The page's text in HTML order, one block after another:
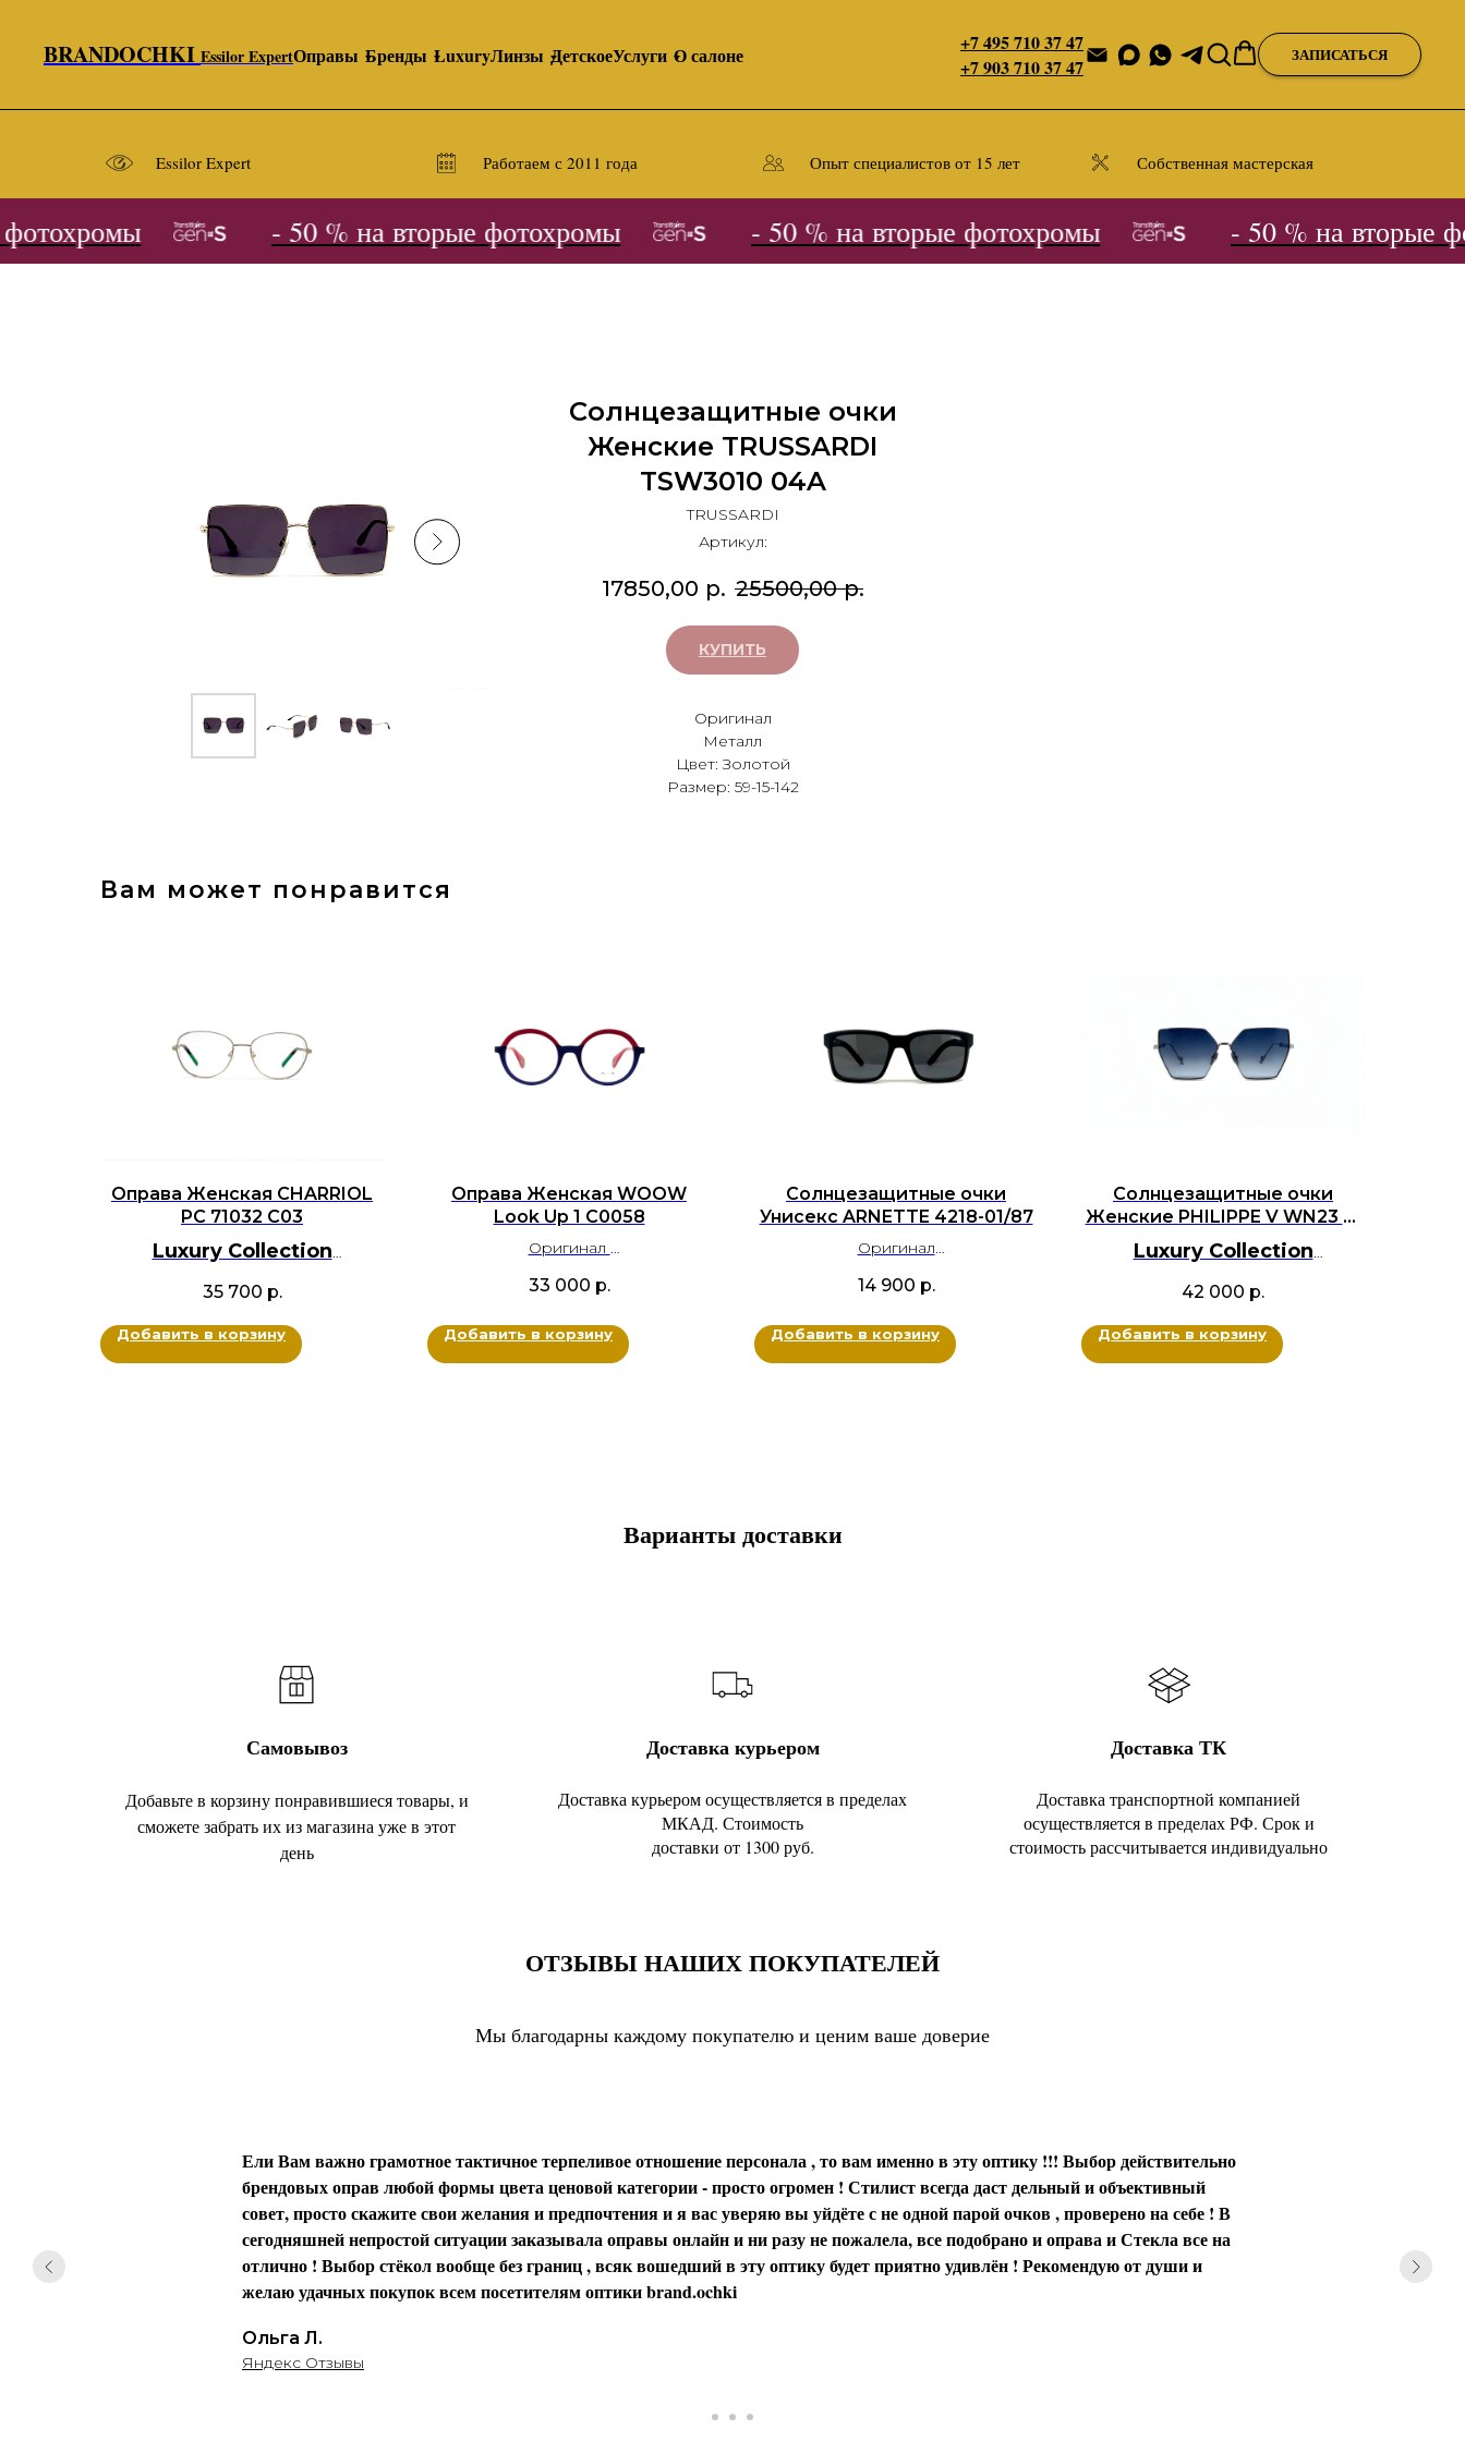
BRANDOCHKI Essilor ExpertОправы Бренды LuxuryЛинзы ДетскоеУслуги О салоне
+7 495 710 37 47
+7 903 710 37 47
ЗАПИСАТЬСЯ
Essilor Expert Работаем с 2011 года Опыт специалистов от 15 лет Собственная мастерская
- 50 % на вторые фотохромы - 50 % на вторые фотохромы - 50 % на вторые
Солнцезащитные очки
Женские TRUSSARDI
TSW3010 04A
TRUSSARDI
Артикул:
17850,00 р. 25500,00 р.
КУПИТЬ
Оригинал
Металл
Цвет: Золотой
Размер: 59-15-142
Вам может понравится
Оправа Женская CHARRIOL
PC 71032 C03
Luxury Collection
BRANDOCHKI
Оригинал
Металл, Кристаллы Swarovski
Цвет: Золотой, Серебряный
35 700 р.
Добавить в корзину
Оправа Женская WOOW
Look Up 1 C0058
Оригинал
Цвет: Синий, Розовый
33 000 р.
Добавить в корзину
Солнцезащитные очки
Унисекс ARNETTE 4218-01/87
Оригинал
Цвет: Черный
14 900 р.
Добавить в корзину
Солнцезащитные очки
Женские PHILIPPE V WN23 S-
BG
Luxury Collection
BRANDOCHKI
Оригинал
Металл титан
Цвет: Серебряный
42 000 р.
Добавить в корзину
Варианты доставки
Самовывоз
Добавьте в корзину понравившиеся товары, и
сможете забрать их из магазина уже в этот
день
Доставка курьером
Доставка курьером осуществляется в пределах
МКАД. Стоимость
доставки от 1300 руб.
Доставка ТК
Доставка транспортной компанией
осуществляется в пределах РФ. Срок и
стоимость рассчитывается индивидуально
ОТЗЫВЫ НАШИХ ПОКУПАТЕЛЕЙ
Мы благодарны каждому покупателю и ценим ваше доверие
Ели Вам важно грамотное тактичное терпеливое отношение персонала , то вам именно в эту оптику !!! Выбор действительно
брендовых оправ любой формы цвета ценовой категории - просто огромен ! Стилист всегда даст дельный и объективный
совет, просто скажите свои желания и предпочтения и я вас уверяю вы уйдёте с не одной парой очков , проверено на себе ! В
сегодняшней непростой ситуации заказывала оправы онлайн и ни разу не пожалела, все подобрано и оправа и Стекла все на
отлично ! Выбор стёкол вообще без границ , всяк вошедший в эту оптику будет приятно удивлён ! Рекомендую от души и
желаю удачных покупок всем посетителям оптики brаnd.ochki
Ольга Л.
Яндекс Отзывы